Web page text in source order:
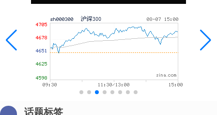
话题标签